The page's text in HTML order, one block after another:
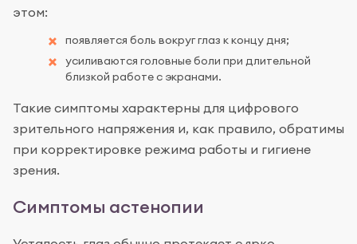
этом:
появляется боль вокруг глаз к концу дня;
усиливаются головные боли при длительной
близкой работе с экранами.
Такие симптомы характерны для цифрового
зрительного напряжения и, как правило, обратимы
при корректировке режима работы и гигиене
зрения.
Симптомы астенопии